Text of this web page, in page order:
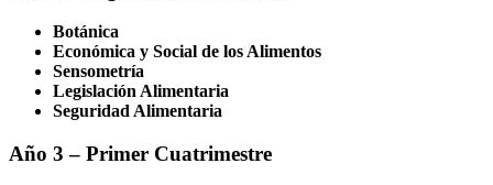
Botánica
Económica y Social de los Alimentos
Sensometría
Legislación Alimentaria
Seguridad Alimentaria
Año 3 – Primer Cuatrimestre